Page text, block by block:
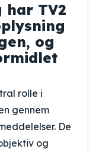
har TV2
og
rolle i
gennem
De
og